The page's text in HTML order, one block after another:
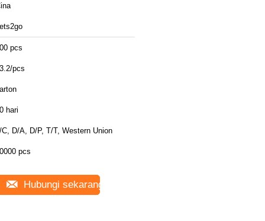
pcs
pcs
hari
C, D/A, D/P, T/T, Western Union
pcs
Hubungi sekarang